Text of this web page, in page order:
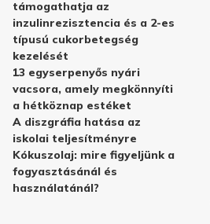
támogathatja az
inzulinrezisztencia és a 2-es
típusú cukorbetegség
kezelését
13 egyserpenyős nyári
vacsora, amely megkönnyíti
a hétköznap estéket
A diszgráfia hatása az
iskolai teljesítményre
Kókuszolaj: mire figyeljünk a
fogyasztásánál és
használatánál?